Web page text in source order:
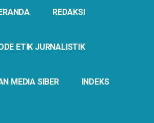
REDAKSI
ETIK JURNALISTIK
MEDIA SIBER INDEKS